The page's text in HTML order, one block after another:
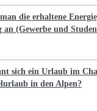
die erhaltene
an (Gewerbe und
sich ein Urlaub im
in den Alpen?